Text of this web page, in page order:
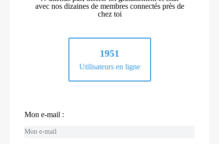
avec nos dizaines de membres connectés près de
chez toi
1951
Utilisateurs en ligne
Mon e-mail :